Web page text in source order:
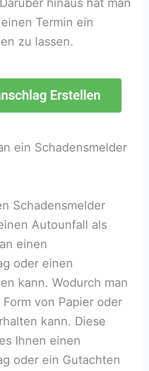
hinaus hat man
Termin ein
zu lassen.
ein Schadensmelder
Schadensmelder
Autounfall als
einen
oder einen
kann. Wodurch man
von Papier oder
kann. Diese
Ihnen einen
oder ein Gutachten